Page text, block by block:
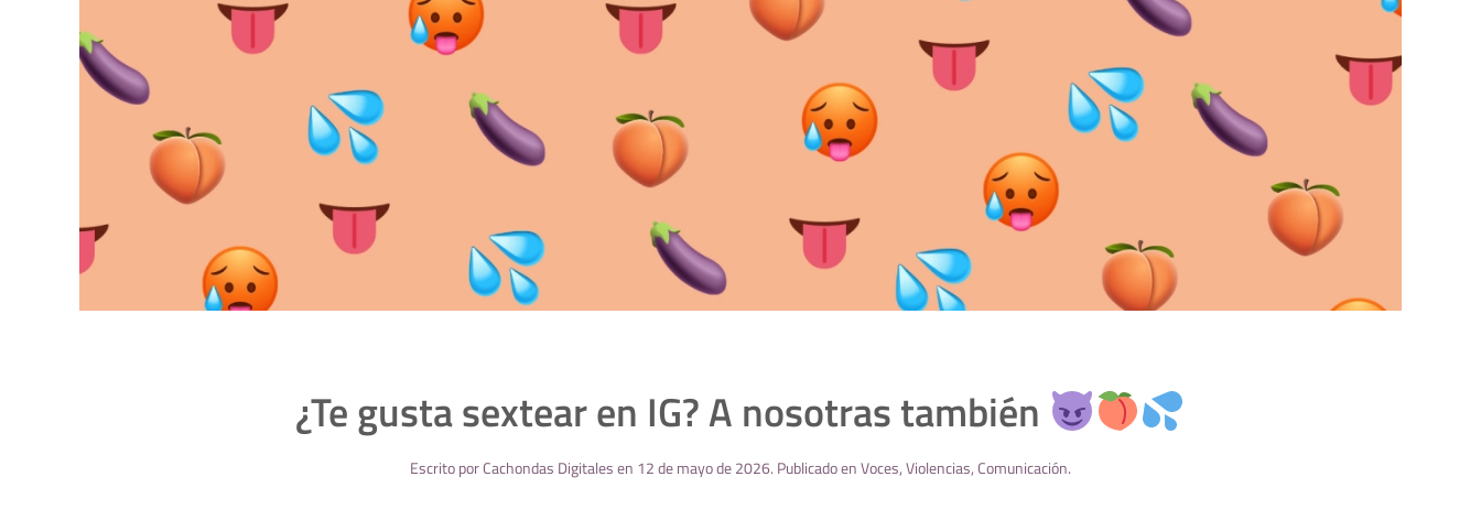
¿Te gusta sextear en IG? A nosotras también
Escrito porCachondas Digitalesen 12 de mayo de 2026. Publicado enVoces,Violencias,Comunicación.